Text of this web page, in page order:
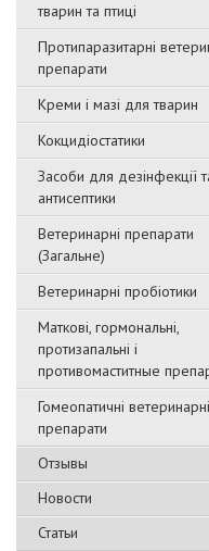
тварин та птиці
Протипаразитарні
препарати
Креми і мазі для тварин
Кокцидіостатики
Засоби для дезінфекції
антисептики
Ветеринарні препарати
(Загальне)
Ветеринарні пробіотики
Маткові, гормональні,
протизапальні і
противомаститные
Гомеопатичні ветеринарні
препарати
Отзывы
Новости
Статьи